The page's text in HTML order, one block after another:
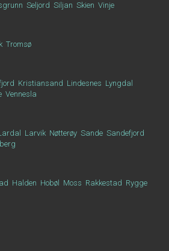
Seljord Siljan Skien Vinje
Tromsø
Kristiansand Lindesnes Lyngdal
Vennesla
Larvik Nøtterøy Sande Sandefjord
Halden Hobøl Moss Rakkestad Rygge